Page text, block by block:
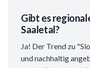
Gibt es
Saaletal?
Ja! Der Trend zu
und nachhaltig